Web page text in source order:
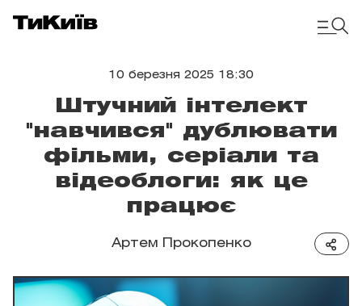
10 березня 2025 18:30
Штучний інтелект
"навчився" дублювати
фільми, серіали та
відеоблоги: як це
працює
Артем Прокопенко